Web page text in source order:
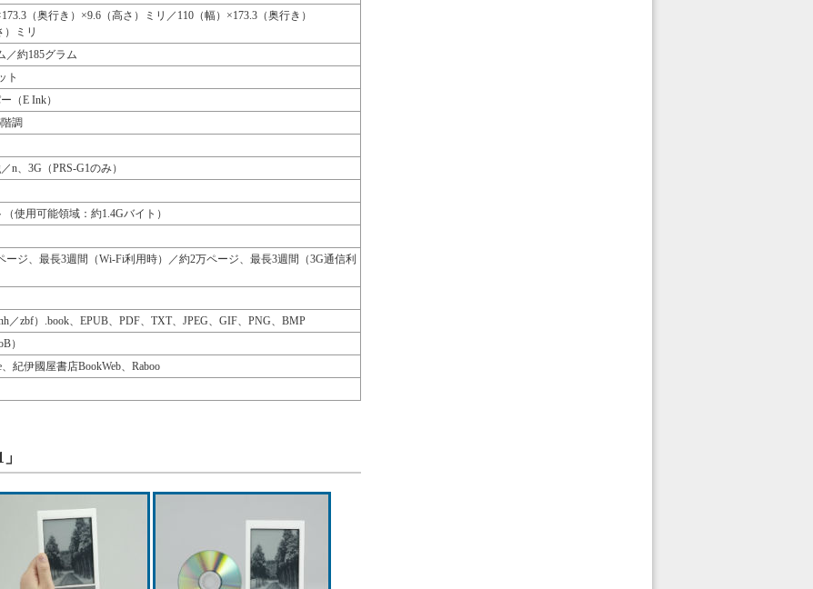
（奥行き）×9.6（高さ）ミリ／110（幅）×173.3（奥行き）
）ミリ
／約185グラム
ト
（E Ink）
調
n、3G（PRS-G1のみ）
使用可能領域：約1.4Gバイト）
ージ、最長3週間（Wi-Fi利用時）／約2万ページ、最長3週間（3G通信利
／zbf）.book、EPUB、PDF、TXT、JPEG、GIF、PNG、BMP
）
、紀伊國屋書店BookWeb、Raboo